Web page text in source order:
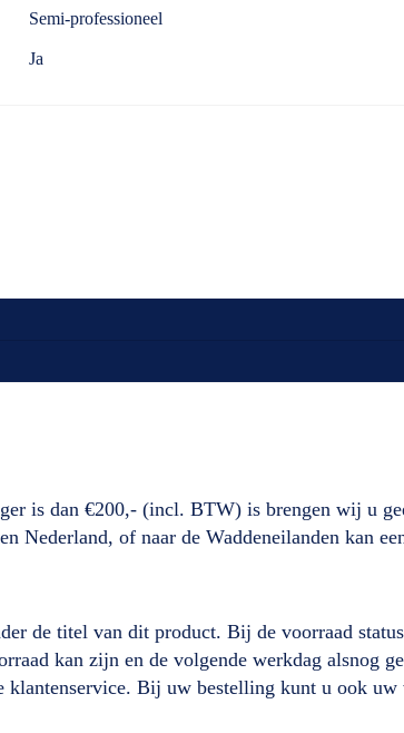
Semi-professioneel
Ja
is dan €200,- (incl. BTW) is brengen wij u
of naar de Waddeneilanden kan
de titel van dit product. Bij de voorraad
kan zijn en de volgende werkdag alsnog
Bij uw bestelling kunt u ook uw